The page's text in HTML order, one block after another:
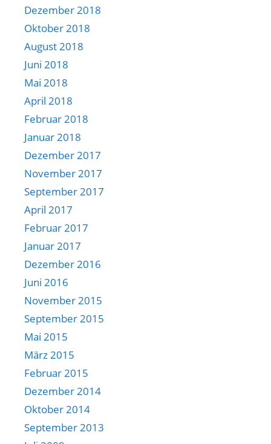
Dezember 2018
Oktober 2018
August 2018
Juni 2018
Mai 2018
April 2018
Februar 2018
Januar 2018
Dezember 2017
November 2017
September 2017
April 2017
Februar 2017
Januar 2017
Dezember 2016
Juni 2016
November 2015
September 2015
Mai 2015
März 2015
Februar 2015
Dezember 2014
Oktober 2014
September 2013